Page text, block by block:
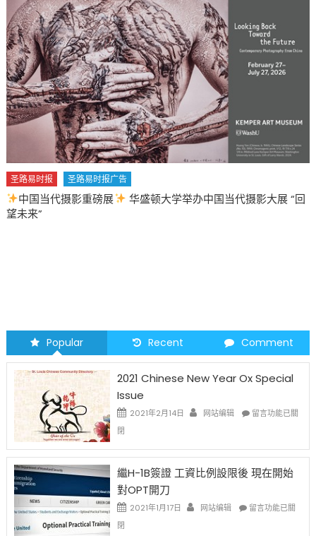
圣路易时报 圣路易时报广告
中国当代摄影重磅展
华盛顿大学举办中国当代摄影大展 “回
望未来”
Popular Recent Comment
2021 Chinese New Year Ox Special
Issue
2021年2月14日 网站编辑
在
New
Ox
Issue〉
留言功能已關
閉
繼H-1B簽證 工資比例設限後 現在開始
對OPT開刀
2021年1月17日 网站编辑
在
留言功能已關
閉